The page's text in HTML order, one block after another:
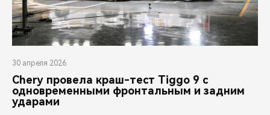
30 апреля 2026
Chery провела краш-тест Tiggo 9 с
одновременными фронтальным и задним
ударами